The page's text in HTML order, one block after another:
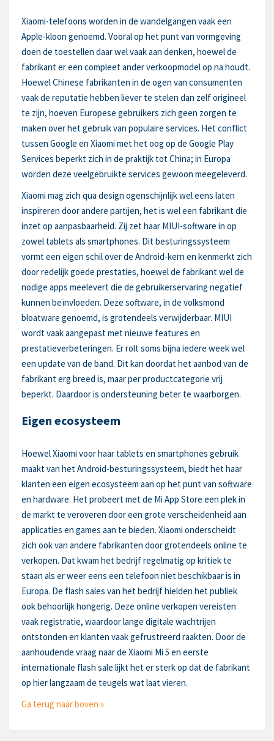
Xiaomi-telefoons worden in de wandelgangen vaak een
Apple-kloon genoemd. Vooral op het punt van vormgeving
doen de toestellen daar wel vaak aan denken, hoewel de
fabrikant er een compleet ander verkoopmodel op na houdt.
Hoewel Chinese fabrikanten in de ogen van consumenten
vaak de reputatie hebben liever te stelen dan zelf origineel
te zijn, hoeven Europese gebruikers zich geen zorgen te
maken over het gebruik van populaire services. Het conflict
tussen Google en Xiaomi met het oog op de Google Play
Services beperkt zich in de praktijk tot China; in Europa
worden deze veelgebruikte services gewoon meegeleverd.
Xiaomi mag zich qua design ogenschijnlijk wel eens laten
inspireren door andere partijen, het is wel een fabrikant die
inzet op aanpasbaarheid. Zij zet haar MIUI-software in op
zowel tablets als smartphones. Dit besturingssysteem
vormt een eigen schil over de Android-kern en kenmerkt zich
door redelijk goede prestaties, hoewel de fabrikant wel de
nodige apps meelevert die de gebruikerservaring negatief
kunnen beïnvloeden. Deze software, in de volksmond
bloatware genoemd, is grotendeels verwijderbaar. MIUI
wordt vaak aangepast met nieuwe features en
prestatieverbeteringen. Er rolt soms bijna iedere week wel
een update van de band. Dit kan doordat het aanbod van de
fabrikant erg breed is, maar per productcategorie vrij
beperkt. Daardoor is ondersteuning beter te waarborgen.
Eigen ecosysteem
Hoewel Xiaomi voor haar tablets en smartphones gebruik
maakt van het Android-besturingssysteem, biedt het haar
klanten een eigen ecosysteem aan op het punt van software
en hardware. Het probeert met de Mi App Store een plek in
de markt te veroveren door een grote verscheidenheid aan
applicaties en games aan te bieden. Xiaomi onderscheidt
zich ook van andere fabrikanten door grotendeels online te
verkopen. Dat kwam het bedrijf regelmatig op kritiek te
staan als er weer eens een telefoon niet beschikbaar is in
Europa. De flash sales van het bedrijf hielden het publiek
ook behoorlijk hongerig. Deze online verkopen vereisten
vaak registratie, waardoor lange digitale wachtrijen
ontstonden en klanten vaak gefrustreerd raakten. Door de
aanhoudende vraag naar de Xiaomi Mi 5 en eerste
internationale flash sale lijkt het er sterk op dat de fabrikant
op hier langzaam de teugels wat laat vieren.
Ga terug naar boven »